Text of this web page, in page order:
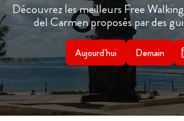
Découvrez les meilleurs Free
del Carmen proposés par des
Aujourd'hui Demain